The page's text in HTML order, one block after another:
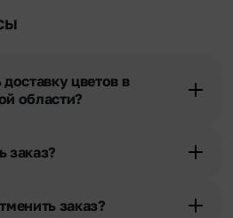
цветов в
области?
заказ?
заказ?